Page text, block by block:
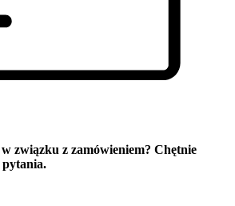
związku z zamówieniem? Chętnie
pytania.